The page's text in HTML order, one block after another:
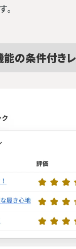
の条件付き